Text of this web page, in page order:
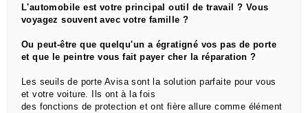
L'automobile est votre principal outil de travail ? Vous
voyagez souvent avec votre famille ?
Ou peut-être que quelqu'un a égratigné vos pas de porte
et que le peintre vous fait payer cher la réparation ?
Les seuils de porte Avisa sont la solution parfaite pour vous
et votre voiture. Ils ont à la fois
des fonctions de protection et ont fière allure comme élément